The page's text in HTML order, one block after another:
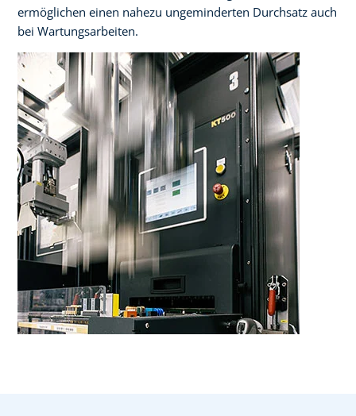
ermöglichen einen nahezu ungeminderten Durchsatz auch
bei Wartungsarbeiten.